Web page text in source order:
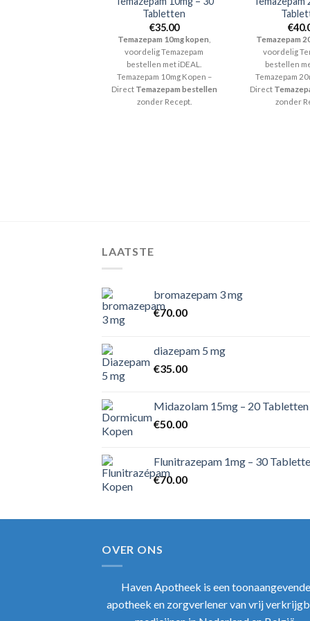
Tabletten
€35.00
Temazepam 10mg kopen
voordelig Temazepam
bestellen met iDEAL.
Temazepam 10mg Kopen –
Direct Temazepam bestellen
zonder Recept.
€
Temazepam
voordelig
bestellen
Temazepam
Direct
zonder
LAATSTE
bromazepam 3 mg
€70.00
diazepam 5 mg
€35.00
Midazolam 15mg – 20 Tabletten
€50.00
Flunitrazepam 1mg – 30
€70.00
OVER ONS
Haven Apotheek is een toonaangevende
apotheek en zorgverlener van vrij